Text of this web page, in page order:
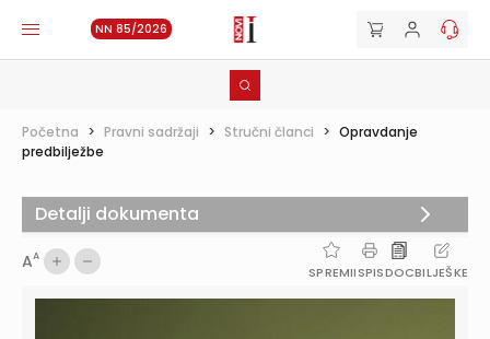
NN 85/2026
Početna > Pravni sadržaji > Stručni članci > Opravdanje
predbilježbe
AA
SPREMIISPISDOCBILJEŠKE
Detalji dokumenta